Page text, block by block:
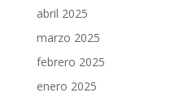
abril 2025
marzo 2025
febrero 2025
enero 2025